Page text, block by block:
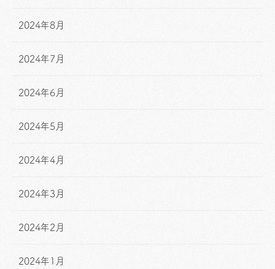
2024年8月
2024年7月
2024年6月
2024年5月
2024年4月
2024年3月
2024年2月
2024年1月